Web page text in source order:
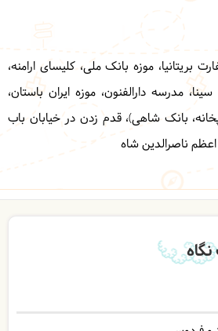
بریتانیا، موزه بانک ملی، کلیسای ارامنه،
مدرسه دارالفنون، موزه ایران باستان،
بانک شاهی)، قدم زدن در خیابان باب
ناصرالدین شاه